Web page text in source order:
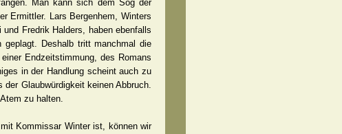
Man kann sich dem Sog der
Ermittler. Lars Bergenhem, Winters
Fredrik Halders, haben ebenfalls
Deshalb tritt manchmal die
Endzeitstimmung, des Romans
in der Handlung scheint auch zu
Glaubwürdigkeit keinen Abbruch.
zu halten.
Kommissar Winter ist, können wir